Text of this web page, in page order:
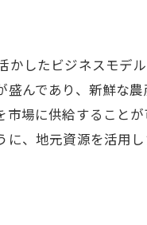
ための継続的な学び方
収入を目指すための最
すための業界別ガイド
む際の重要なチェッ
めの自己投資の考え方
したビジネスモデ
んであり、新鮮な
場に供給すること
、地元資源を活用